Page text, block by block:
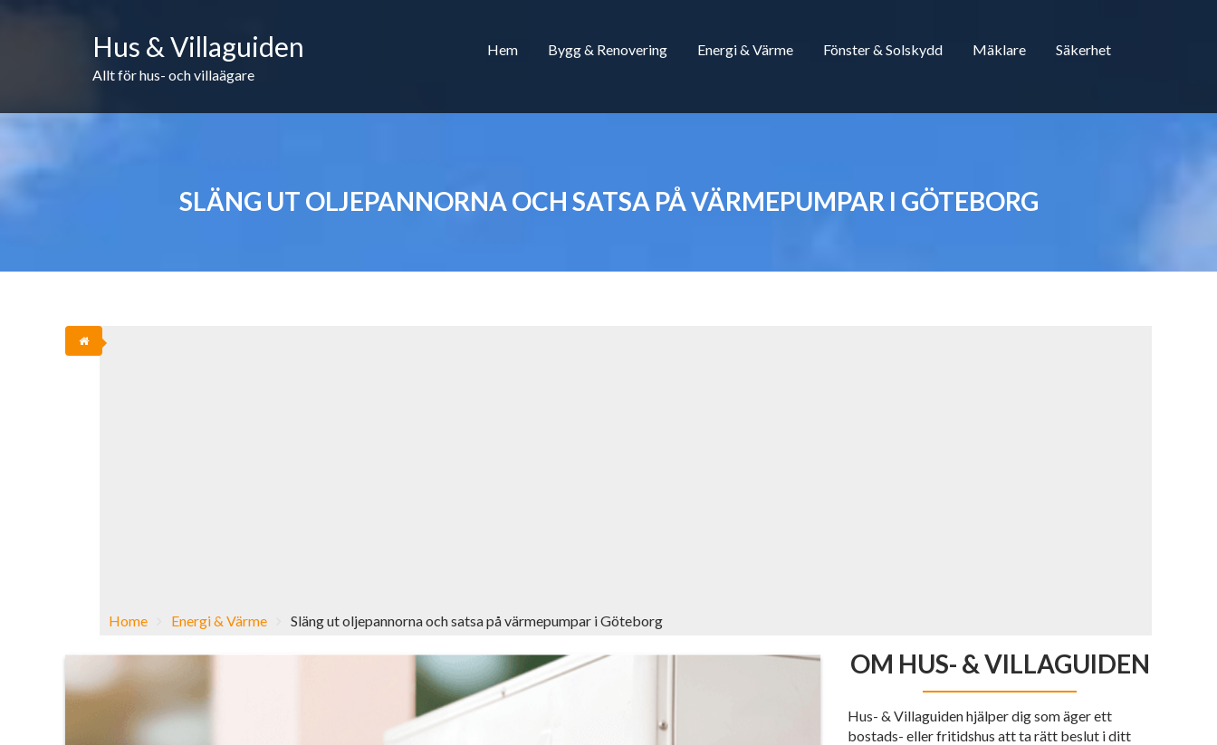
Hus & Villaguiden
Allt för hus- och villaägare
Hem Bygg & Renovering Energi & Värme Fönster & Solskydd Mäklare Säkerhet
SLÄNG UT OLJEPANNORNA OCH SATSA PÅ VÄRMEPUMPAR I GÖTEBORG
Home Energi & Värme Släng ut oljepannorna och satsa på värmepumpar i Göteborg
OM HUS- & VILLAGUIDEN
Hus- & Villaguiden hjälper dig som äger ett
bostads- eller fritidshus att ta rätt beslut i ditt